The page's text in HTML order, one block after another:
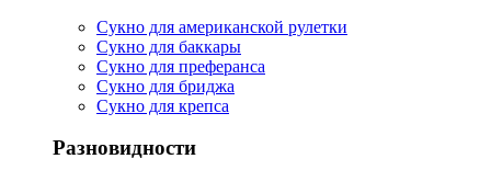
Сукно для американской рулетки
Сукно для баккары
Сукно для преферанса
Сукно для бриджа
Сукно для крепса
Разновидности